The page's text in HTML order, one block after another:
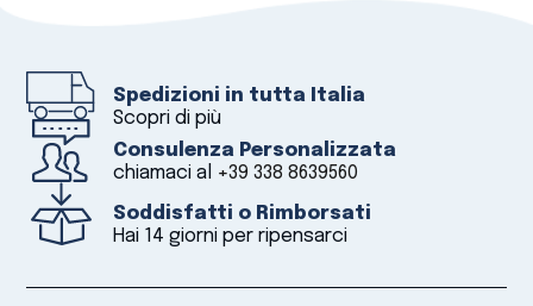
Spedizioni in tutta Italia
Scopri di più
Consulenza Personalizzata
chiamaci al +39 338 8639560
Soddisfatti o Rimborsati
Hai 14 giorni per ripensarci